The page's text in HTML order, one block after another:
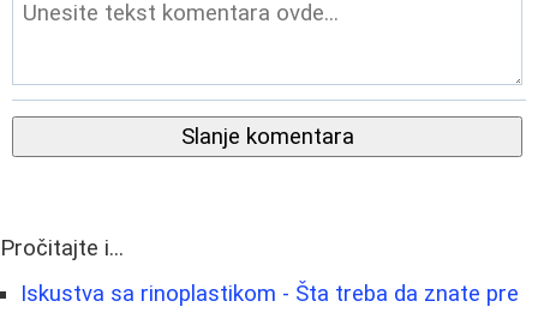
Slanje komentara
Pročitajte i...
Iskustva sa rinoplastikom - Šta treba da znate pre